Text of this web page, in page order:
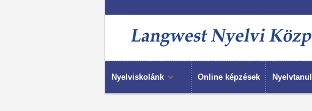
Nyelviskolánk Online képzések